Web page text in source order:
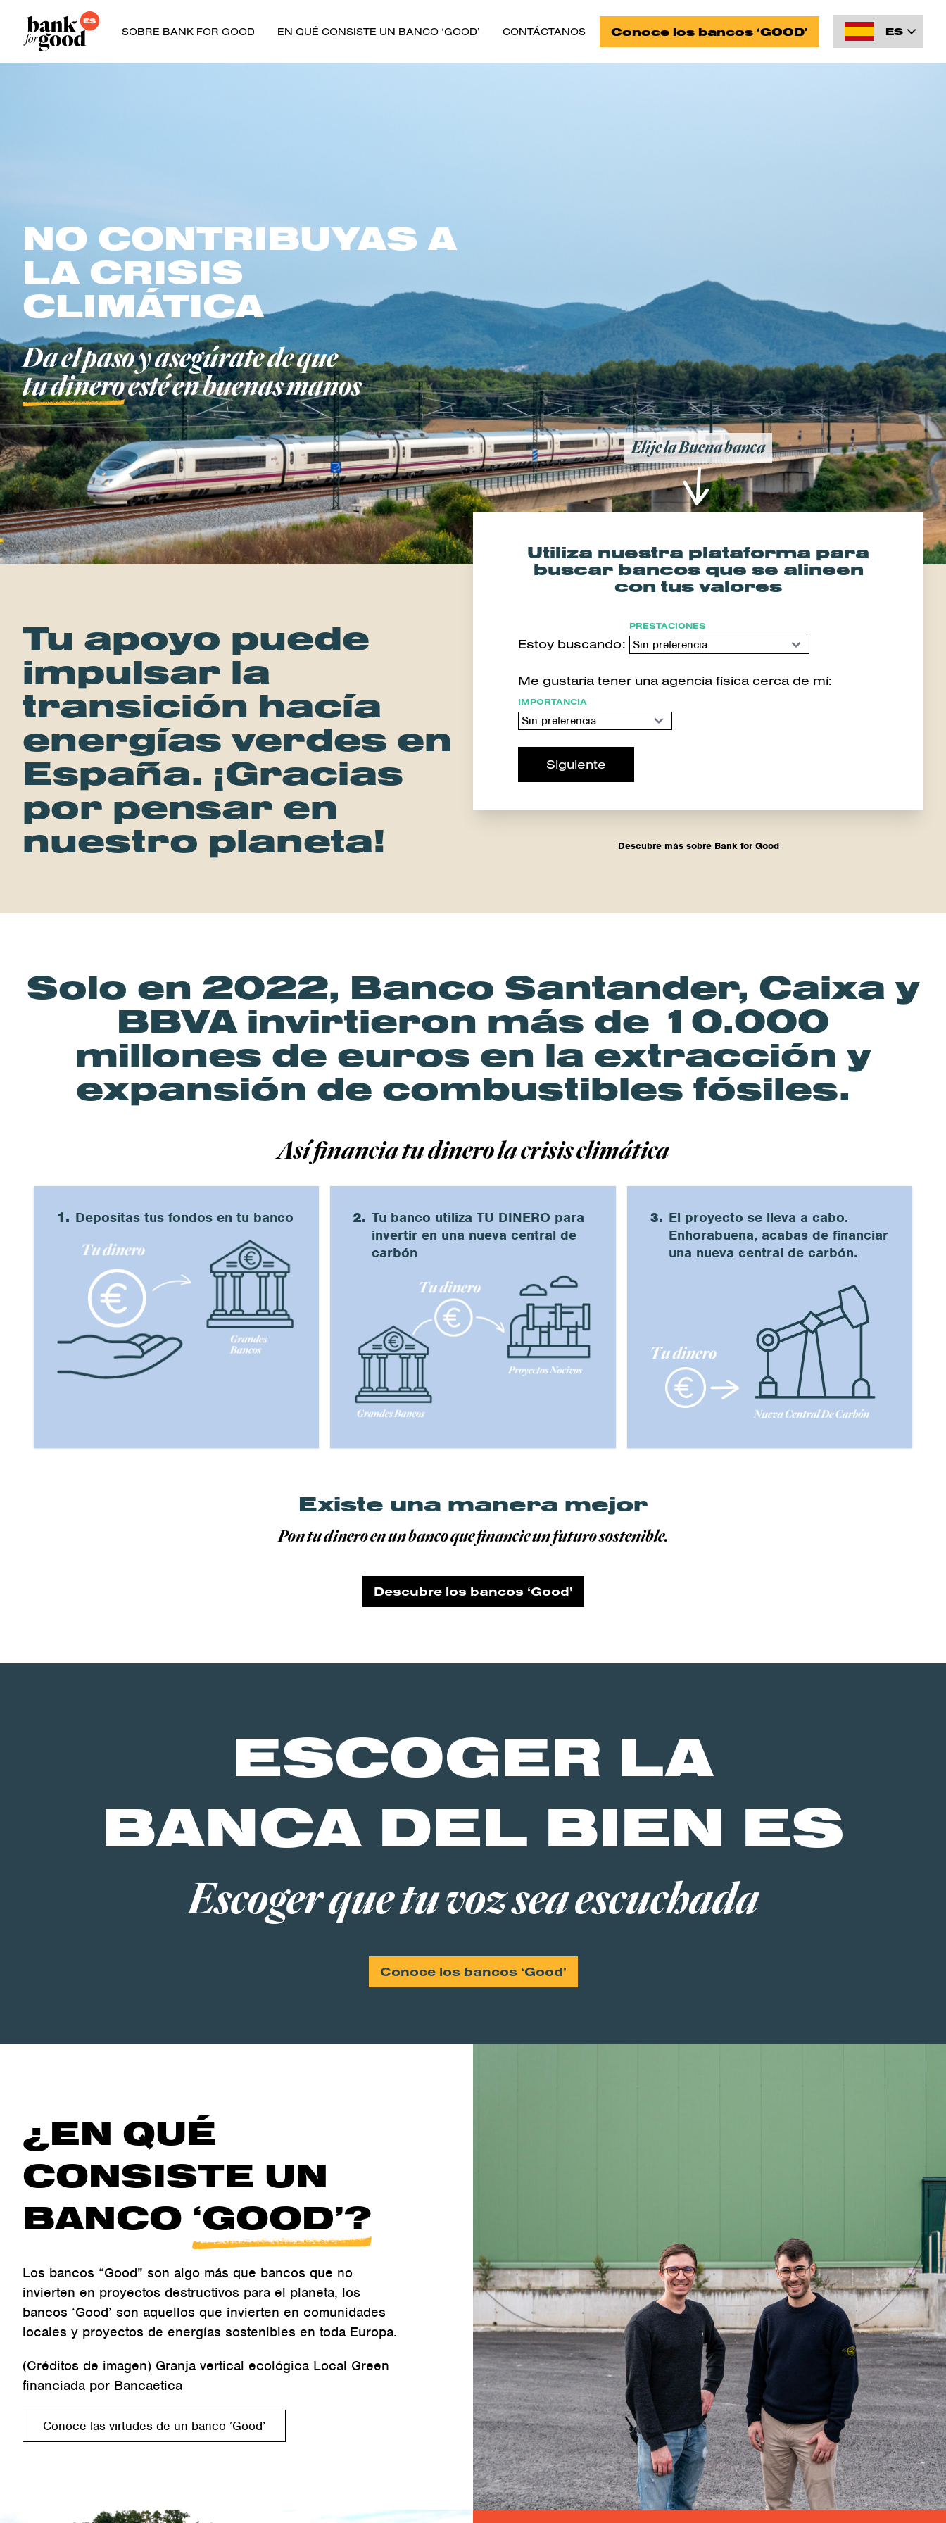
SOBRE BANK FOR GOOD EN QUÉ CONSISTE UN BANCO ‘GOOD’ CONTÁCTANOS Conoce los bancos ‘GOOD’ ES
NO CONTRIBUYAS A
LA CRISIS
CLIMÁTICA
Da el paso y asegúrate de que
tu dineroesté en buenas manos
Tu apoyo puede
impulsar la
transición hacía
energías verdes en
España. ¡Gracias
por pensar en
nuestro planeta!
Elije la Buena banca
Utiliza nuestra plataforma para
buscar bancos que se alineen
con tus valores
Estoy buscando:
PRESTACIONES
Me gustaría tener una agencia física cerca de mí:
IMPORTANCIA
Siguiente
Descubre más sobre Bank for Good
Solo en 2022, Banco Santander, Caixa y
BBVA invirtieron más de 10.000
millones de euros en la extracción y
expansión de combustibles fósiles.
Así financia tu dinero la crisis climática
1. Depositas tus fondos en tu banco 2. Tu banco utiliza TU DINERO para
invertir en una nueva central de
carbón
3. El proyecto se lleva a cabo.
Enhorabuena, acabas de financiar
una nueva central de carbón.
Existe una manera mejor
Pon tu dinero en un banco que financie un futuro sostenible.
Descubre los bancos ‘Good’
ESCOGER LA
BANCA DEL BIEN ES
Escoger que tu voz sea escuchada
Conoce los bancos ‘Good’
¿EN QUÉ
CONSISTE UN
BANCO ‘GOOD’?
Los bancos “Good” son algo más que bancos que no
invierten en proyectos destructivos para el planeta, los
bancos ‘Good’ son aquellos que invierten en comunidades
locales y proyectos de energías sostenibles en toda Europa.
(Créditos de imagen) Granja vertical ecológica Local Green
financiada por Bancaetica
Conoce las virtudes de un banco ‘Good’